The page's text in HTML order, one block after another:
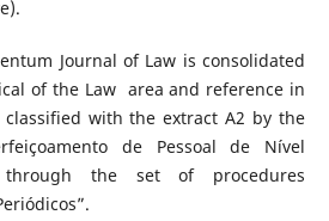
Journal of Law is consolidated
of the Law area and reference in
with the extract A2 by the
de Pessoal de Nível
through the set of procedures